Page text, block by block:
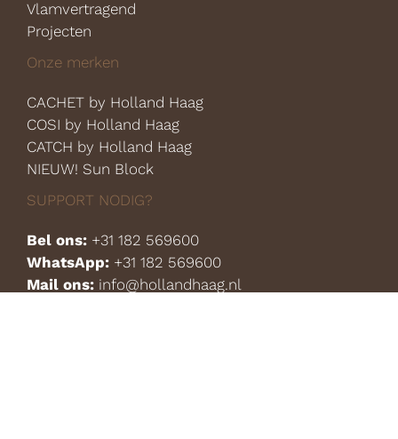
Vlamvertragend
Projecten
Onze merken
CACHET by Holland Haag
COSI by Holland Haag
CATCH by Holland Haag
NIEUW! Sun Block
SUPPORT NODIG?
Bel ons: +31 182 569600
WhatsApp: +31 182 569600
Mail ons: info@hollandhaag.nl